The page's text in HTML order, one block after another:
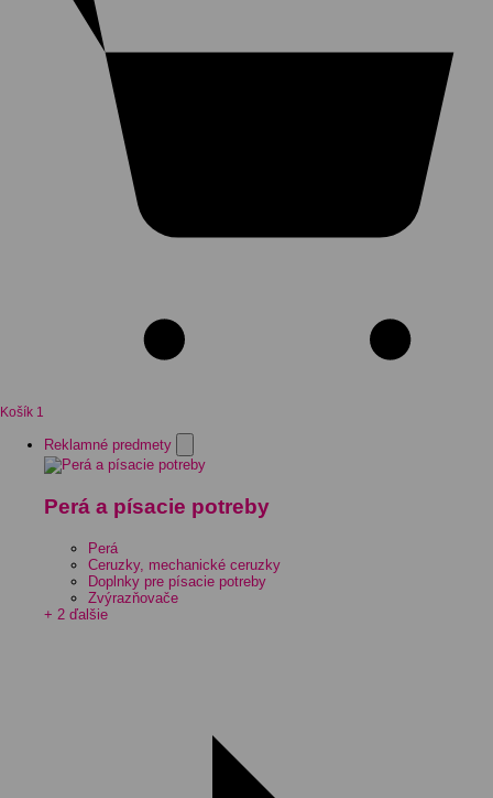
Košík 1
Reklamné predmety
Perá a písacie potreby
Perá
Ceruzky, mechanické ceruzky
Doplnky pre písacie potreby
Zvýrazňovače
+ 2 ďalšie